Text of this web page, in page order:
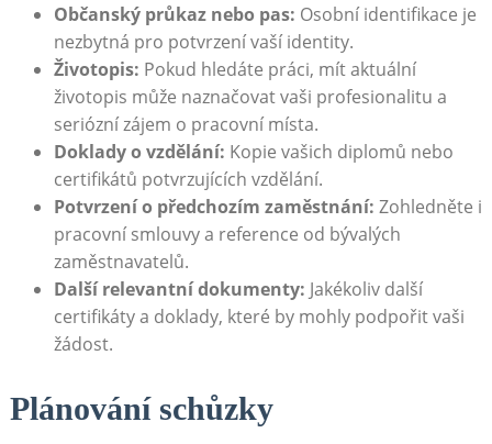
Občanský průkaz nebo pas: Osobní identifikace je
nezbytná pro‌ potvrzení ‌vaší identity.
Životopis: Pokud hledáte⁣ práci, mít aktuální
životopis může naznačovat vaši profesionalitu‍ a
seriózní zájem o pracovní místa.
Doklady o vzdělání: Kopie vašich diplomů nebo
certifikátů potvrzujících vzdělání.
Potvrzení o předchozím zaměstnání: Zohledněte i
pracovní⁢ smlouvy a reference od bývalých
zaměstnavatelů.
Další relevantní ⁤dokumenty: Jakékoliv další
certifikáty a doklady, které by​ mohly​ podpořit vaši
‌žádost.
Plánování schůzky